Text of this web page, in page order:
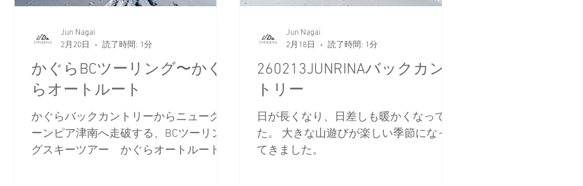
かぐらBCツーリング〜かぐ
らオートルート
かぐらバックカントリーからニューグリ
ーンピア津南へ走破する、BCツーリン
グスキーツアー かぐらオートルート。
Jun Nagai
2月20日
読了時間: 1分
260213JUNRINAバックカン
トリー
日が長くなり、日差しも暖かくなってき
た。 大きな山遊びが楽しい季節になっ
てきました。
Jun Nagai
2月18日
読了時間: 1分